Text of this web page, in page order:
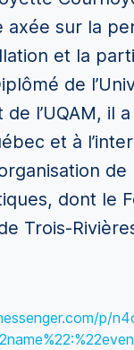
axée sur la
et la
de
de l’UQAM, il
et à
dont le
Trois-
p/